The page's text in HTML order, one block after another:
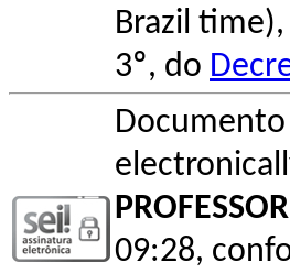
Brazil
3º, do
09:28,